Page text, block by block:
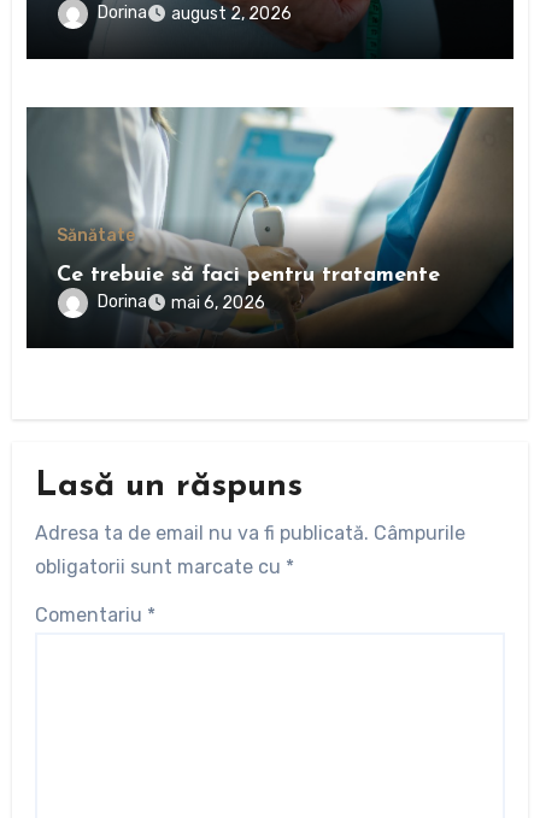
Dorina august 2, 2026
Sănătate
Ce trebuie să faci pentru tratamente
Dorina mai 6, 2026
Lasă un răspuns
Adresa ta de email nu va fi publicată. Câmpurile
obligatorii sunt marcate cu *
Comentariu *